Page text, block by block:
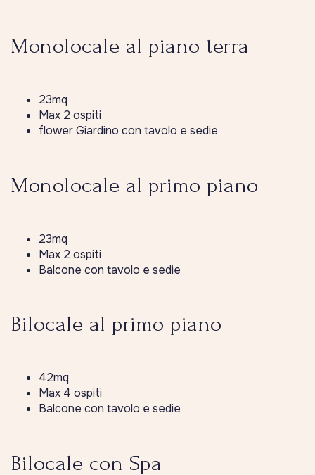
Monolocale al piano terra
23mq
Max 2 ospiti
flower Giardino con tavolo e sedie
Monolocale al primo piano
23mq
Max 2 ospiti
Balcone con tavolo e sedie
Bilocale al primo piano
42mq
Max 4 ospiti
Balcone con tavolo e sedie
Bilocale con Spa